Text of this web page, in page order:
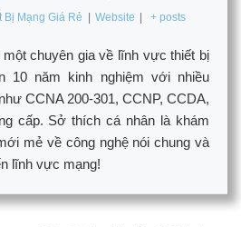
Bị Mạng Giá Rẻ Website + posts
chuyên gia về lĩnh vực thiết bị
10 năm kinh nghiệm với nhiều
CCNA 200-301, CCNP, CCDA,
cấp. Sở thích cá nhân là khám
mẻ về công nghệ nói chung và
lĩnh vực mạng!